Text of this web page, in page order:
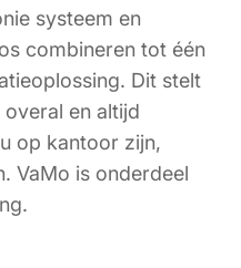
systeem en
combineren tot één
Dit stelt
en altijd
op kantoor zijn,
VaMo is onderdeel